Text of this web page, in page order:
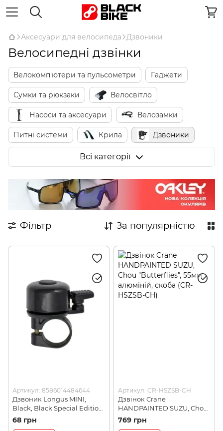
Аксесуари для велосипеда Дзвоники
Велосипедні дзвінки
Велокомп'ютери та пульсометри Гаджети
Сумки та рюкзаки Велосвітло
Насоси та аксесуари Велозамки
Питні системи Крила Дзвоники
Захист пера та рами
Кошики Багажники
Косметика для райдерів
Всі категорії
Фільтр За популярністю
Артикул: 8586014484644
Дзвоник Longus MINI,
Black, Black Special Edition
(23041)
68 грн
Артикул: CR-HSZSB-CH
Дзвінок Crane
HANDPAINTED SUZU, Chou
"Butterflies", 55мм алюміній,
скоба (CR-HSZSB-CH)
769 грн